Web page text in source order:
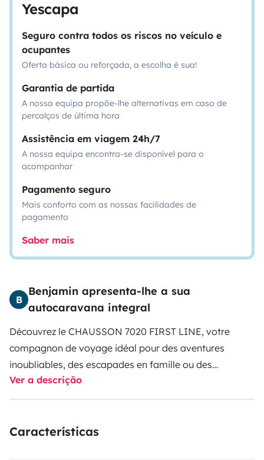
Yescapa
Seguro contra todos os riscos no veículo e
ocupantes
Oferta básica ou reforçada, a escolha é sua!
Garantia de partida
A nossa equipa propõe-lhe alternativas em caso de
percalços de última hora
Assistência em viagem 24h/7
A nossa equipa encontra-se disponível para o
acompanhar
Pagamento seguro
Mais conforto com as nossas facilidades de
pagamento
Saber mais
B
Benjamin apresenta-lhe a sua
autocaravana integral
Découvrez le CHAUSSON 7020 FIRST LINE, votre
compagnon de voyage idéal pour des aventures
inoubliables, des escapades en famille ou des
déplacements professionnels ! Ce camping car intégral
aménagé de 2022 allie confort, performance et
mémorable. 🚐✨Imaginez-vous prendre la route dans
Ver a descrição
Características